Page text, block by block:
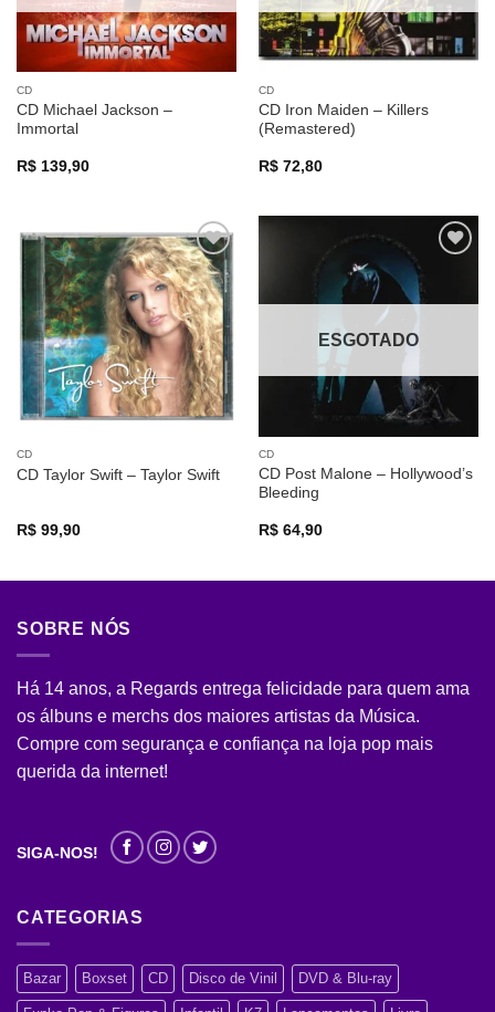
CD
CD Michael Jackson –
Immortal
R$139,90
CD
CD Iron Maiden – Killers
(Remastered)
R$72,80
Adicionar
a lista de
desejos
CD
CD Taylor Swift – Taylor Swift
R$99,90
Adicionar
a lista de
ESGOTADO
CD
CD Post Malone – Hollywood’s
Bleeding
R$64,90
SOBRE NÓS
Há 14 anos, a Regards entrega felicidade para quem ama
os álbuns e merchs dos maiores artistas da Música.
Compre com segurança e confiança na loja pop mais
querida da internet!
SIGA-NOS!
CATEGORIAS
Bazar Boxset CD Disco de Vinil DVD & Blu-ray